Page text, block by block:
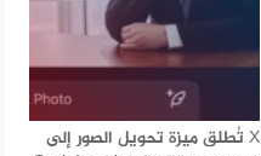
X تُطلق ميزة تحويل الصور إلى